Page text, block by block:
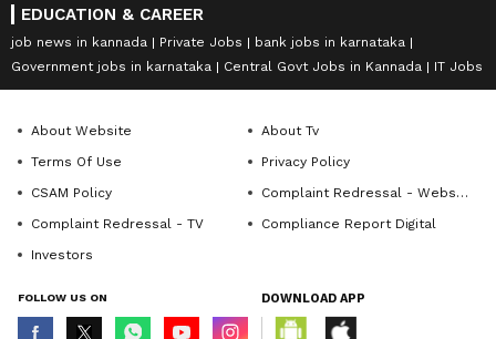
EDUCATION & CAREER
job news in kannada Private Jobs
bank jobs in karnataka
Government jobs in karnataka
Central Govt Jobs in Kannada IT Jobs
About Website
About Tv
Terms Of Use
Privacy Policy
CSAM Policy
Complaint Redressal - Website
Complaint Redressal - TV
Compliance Report Digital
Investors
FOLLOW US ON DOWNLOAD APP